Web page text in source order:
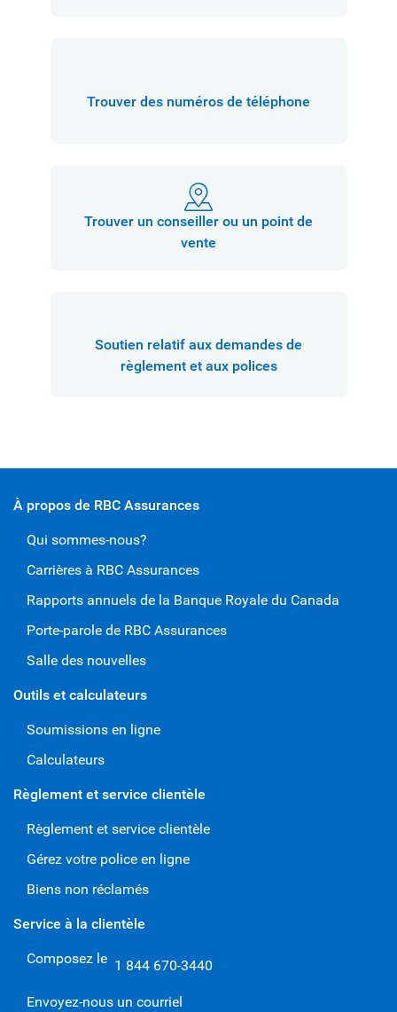
Trouver des numéros de téléphone
Trouver un conseiller ou un point de
vente
Soutien relatif aux demandes de
règlement et aux polices
À propos de RBC Assurances
Qui sommes-nous?
Carrières à RBC Assurances
Rapports annuels de la Banque Royale du Canada
Porte-parole de RBC Assurances
Salle des nouvelles
Outils et calculateurs
Soumissions en ligne
Calculateurs
Règlement et service clientèle
Règlement et service clientèle
Gérez votre police en ligne
Biens non réclamés
Service à la clientèle
Composez le 1 844 670-3440
Envoyez-nous un courriel